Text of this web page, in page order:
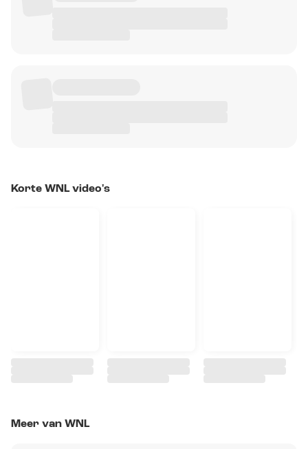
Korte WNL video's
Meer van WNL